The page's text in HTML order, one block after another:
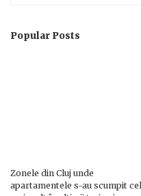
Popular Posts
Zonele din Cluj unde
apartamentele s-au scumpit cel